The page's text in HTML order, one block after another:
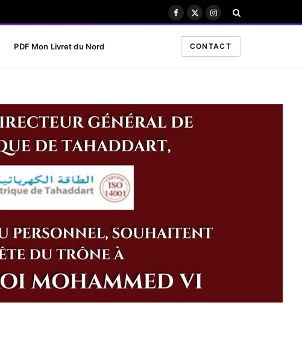
Facebook
X
Instagram
PDF Mon Livret du Nord CONTACT